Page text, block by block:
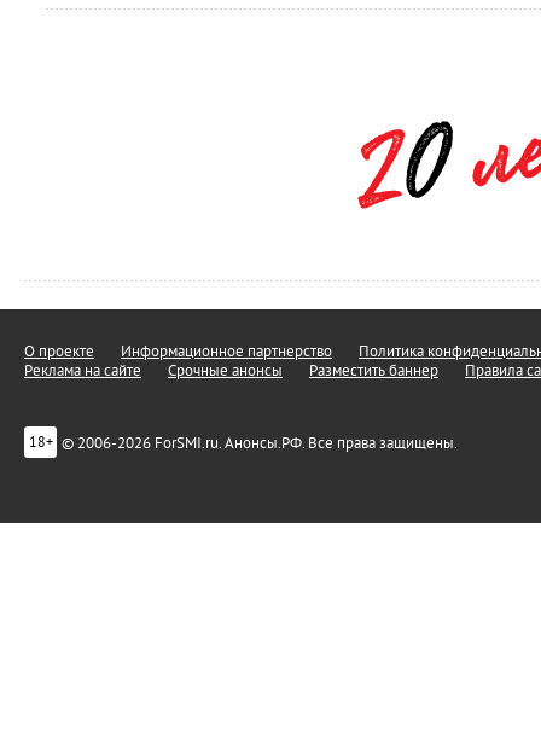
О проекте Информационное партнерство
Политика
Реклама на сайте
Срочные анонсы Разместить баннер Правила
18+ © 2006-2026 ForSMI.ru. Анонсы.РФ. Все права защищены.